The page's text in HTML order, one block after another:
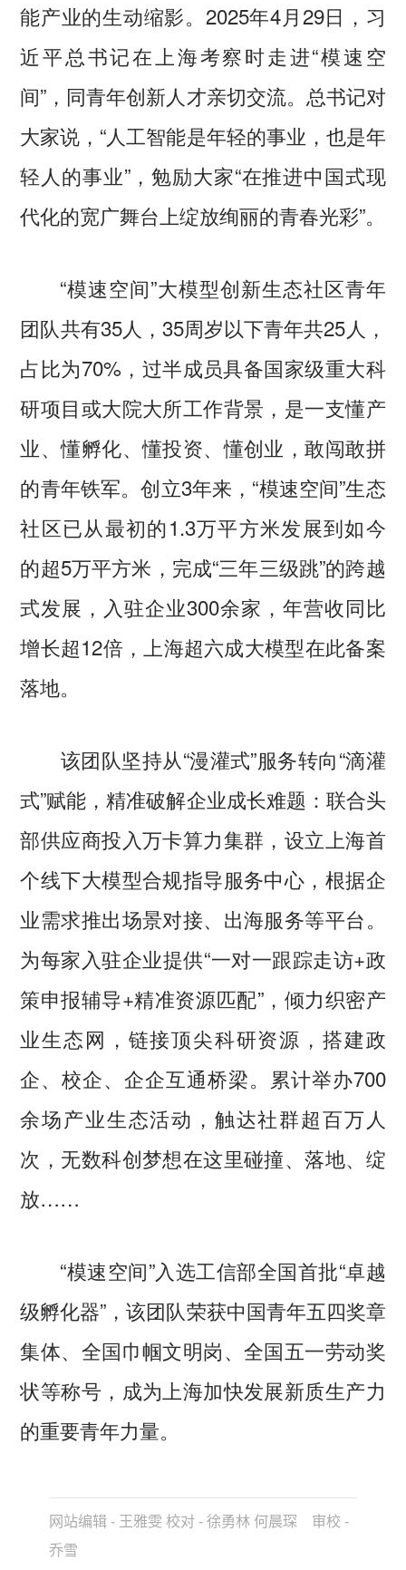
能产业的生动缩影。2025年4月29日，习
近平总书记在上海考察时走进“模速空
间”，同青年创新人才亲切交流。总书记对
大家说，“人工智能是年轻的事业，也是年
轻人的事业”，勉励大家“在推进中国式现
代化的宽广舞台上绽放绚丽的青春光彩”。
“模速空间”大模型创新生态社区青年
团队共有35人，35周岁以下青年共25人，
占比为70%，过半成员具备国家级重大科
研项目或大院大所工作背景，是一支懂产
业、懂孵化、懂投资、懂创业，敢闯敢拼
的青年铁军。创立3年来，“模速空间”生态
社区已从最初的1.3万平方米发展到如今
的超5万平方米，完成“三年三级跳”的跨越
式发展，入驻企业300余家，年营收同比
增长超12倍，上海超六成大模型在此备案
落地。
该团队坚持从“漫灌式”服务转向“滴灌
式”赋能，精准破解企业成长难题：联合头
部供应商投入万卡算力集群，设立上海首
个线下大模型合规指导服务中心，根据企
业需求推出场景对接、出海服务等平台。
为每家入驻企业提供“一对一跟踪走访+政
策申报辅导+精准资源匹配”，倾力织密产
业生态网，链接顶尖科研资源，搭建政
企、校企、企企互通桥梁。累计举办700
余场产业生态活动，触达社群超百万人
次，无数科创梦想在这里碰撞、落地、绽
放……
“模速空间”入选工信部全国首批“卓越
级孵化器”，该团队荣获中国青年五四奖章
集体、全国巾帼文明岗、全国五一劳动奖
状等称号，成为上海加快发展新质生产力
的重要青年力量。
网站编辑 - 王雅雯 校对 - 徐勇林 何晨琛 审校 -
乔雪